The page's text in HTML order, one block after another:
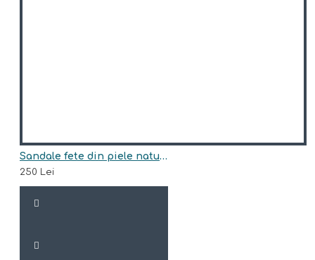
Sandale fete din piele naturala model MEDORA -S
250 Lei